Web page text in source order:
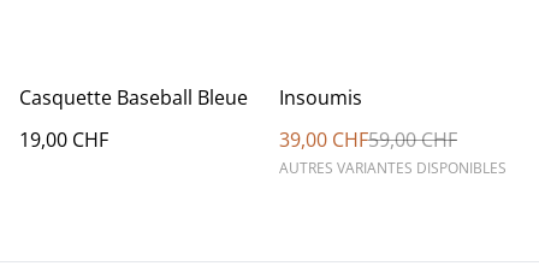
Casquette Baseball Bleue
19,00 CHF
%
Insoumis
39,00 CHF59,00 CHF
AUTRES VARIANTES DISPONIBLES